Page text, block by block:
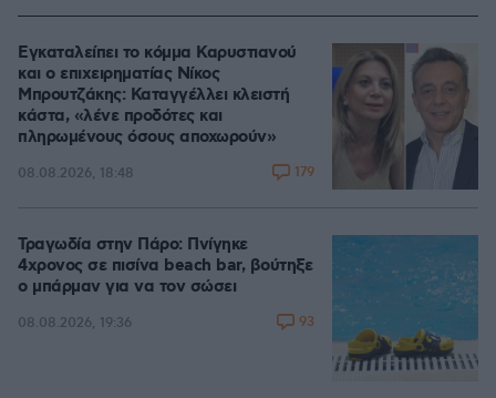
Εγκαταλείπει το κόμμα Καρυστιανού
και ο επιχειρηματίας Νίκος
Μπρουτζάκης: Καταγγέλλει κλειστή
κάστα, «λένε προδότες και
πληρωμένους όσους αποχωρούν»
08.08.2026, 18:48 179
Τραγωδία στην Πάρο: Πνίγηκε
4χρονος σε πισίνα beach bar, βούτηξε
ο μπάρμαν για να τον σώσει
08.08.2026, 19:36 93